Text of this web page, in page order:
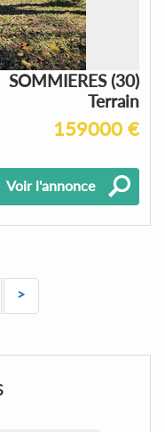
SOMMIERES (30)
Terrain
159000 €
Voir l'annonce
>